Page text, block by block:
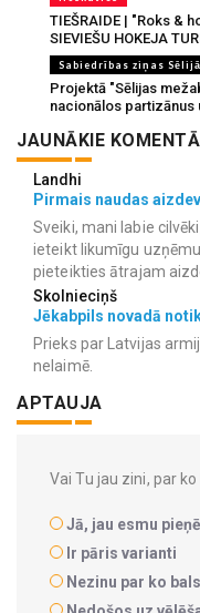
TIEŠRAIDE | "Roks &
SIEVIEŠU HOKEJA
Sabiedrības ziņas Sēlijā
Projektā "Sēlijas
nacionālos partizānus
JAUNĀKIE
Landhi
Pirmais naudas
Sveiki, mani labie
ieteikt likumīgu
pieteikties ātrajam
Skolnieciņš
Jēkabpils novadā
Prieks par Latvijas
nelaimē.
APTAUJA
Vai Tu jau zini, par
Jā, jau esmu
Ir pāris varianti
Nezinu par ko